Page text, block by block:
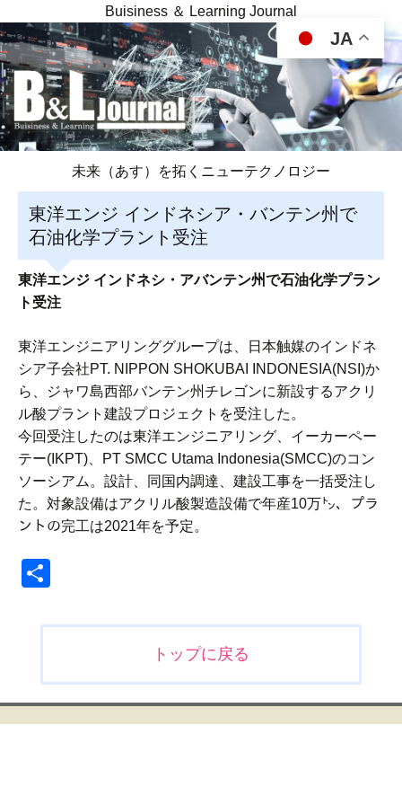
Buisiness ＆ Learning Journal
未来（あす）を拓くニューテクノロジー
東洋エンジ インドネシア・バンテン州で
石油化学プラント受注
東洋エンジ インドネシ・アバンテン州で石油化学プラン
ト受注
東洋エンジニアリンググループは、日本触媒のインドネ
シア子会社PT. NIPPON SHOKUBAI INDONESIA(NSI)か
ら、ジャワ島西部バンテン州チレゴンに新設するアクリ
ル酸プラント建設プロジェクトを受注した。
今回受注したのは東洋エンジニアリング、イーカーペー
テー(IKPT)、PT SMCC Utama Indonesia(SMCC)のコン
ソーシアム。設計、同国内調達、建設工事を一括受注し
た。対象設備はアクリル酸製造設備で年産10万㌧、プラ
ントの完工は2021年を予定。
ビ
ゲ
トップに戻る
JA